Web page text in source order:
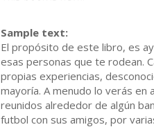
Sample text:
El propósito de este libro, es
esas personas que te rodean.
propias experiencias,
mayoría. A menudo lo verás en
reunidos alrededor de algún
futbol con sus amigos, por